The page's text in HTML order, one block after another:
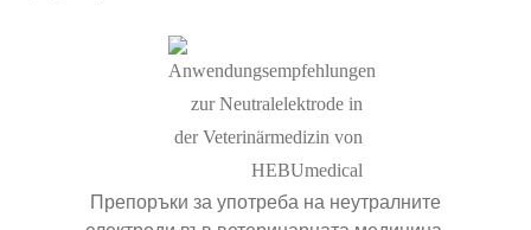
Препоръки за употреба на неутралните